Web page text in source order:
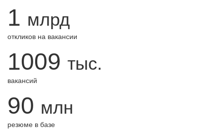
1 млрд
откликов на вакансии
1009 тыс.
вакансий
90 млн
резюме в базе